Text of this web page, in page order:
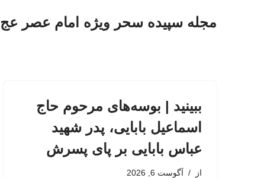
مجله سپیده سحر ویژه امام عصر عج
ببینید | بوسه‌های مرحوم حاج
اسماعیل بابایی، پدر شهید
عباس بابایی بر پای پسرش
از آگوست 6, 2026